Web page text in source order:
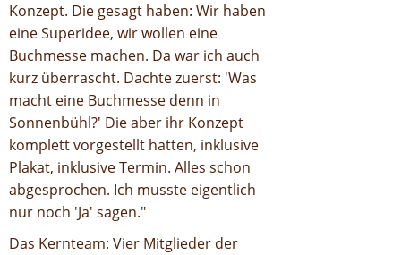
Konzept. Die gesagt haben: Wir haben
eine Superidee, wir wollen eine
Buchmesse machen. Da war ich auch
kurz überrascht. Dachte zuerst: 'Was
macht eine Buchmesse denn in
Sonnenbühl?' Die aber ihr Konzept
komplett vorgestellt hatten, inklusive
Plakat, inklusive Termin. Alles schon
abgesprochen. Ich musste eigentlich
nur noch 'Ja' sagen."
Das Kernteam: Vier Mitglieder der